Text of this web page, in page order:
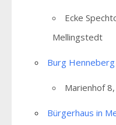
Ecke
Mellingstedt
Burg
Marienhof
Bürgerhaus in